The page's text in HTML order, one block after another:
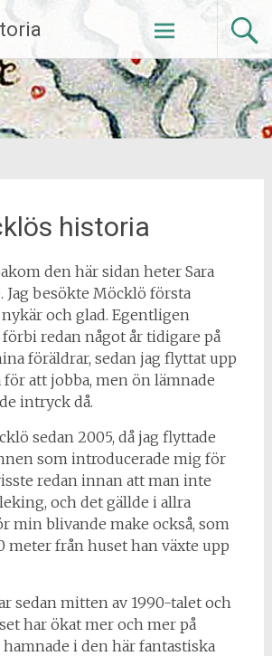
historia
den här sidan heter Sara
Jag besökte Möcklö första
och glad. Egentligen
förbi redan något år tidigare på
föräldrar, sedan jag flyttat upp
att jobba, men ön lämnade
intryck då.
sedan 2005, då jag flyttade
som introducerade mig för
redan innan att man inte
och det gällde i allra
min blivande make också, som
meter från huset han växte upp
sedan mitten av 1990-talet och
har ökat mer och mer på
i den här fantastiska